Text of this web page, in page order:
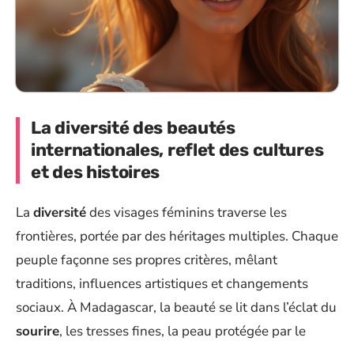
La diversité des beautés
internationales, reflet des cultures
et des histoires
La diversitédes visages féminins traverse les
frontières, portée par des héritages multiples. Chaque
peuple façonne ses propres critères, mêlant
traditions, influences artistiques et changements
sociaux. À Madagascar, la beauté se lit dans l’éclat du
sourire, les tresses fines, la peau protégée par le